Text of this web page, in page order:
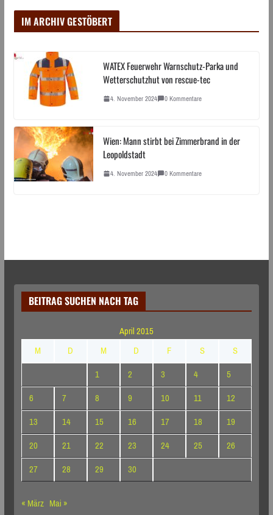
IM ARCHIV GESTÖBERT
WATEX Feuerwehr Warnschutz-Parka und
Wetterschutzhut von rescue-tec
4. November 2024 0 Kommentare
Wien: Mann stirbt bei Zimmerbrand in der
Leopoldstadt
4. November 2024 0 Kommentare
BEITRAG SUCHEN NACH TAG
April 2015
M
D M D F S
S
1
2 3 4
5
6
7 8 9 10 11
12
13
14 15 16 17 18
19
20
21 22 23 24 25
26
27
28 29
30
« März Mai »